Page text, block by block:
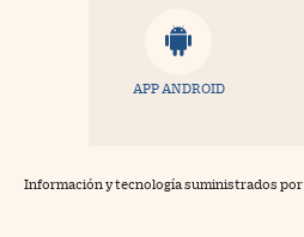
APP ANDROID
Información y tecnología suministrados por